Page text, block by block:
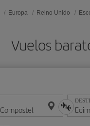
Europa Reino Unido
Vuelos